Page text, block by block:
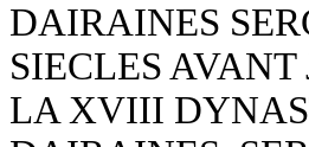
DAIRAINES
SIECLES
LA XVIII